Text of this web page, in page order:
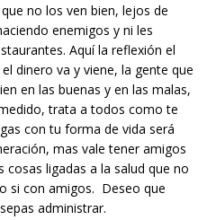
no los ven bien, lejos de
enemigos y ni les
Aquí la reflexión el
dinero va y viene, la gente que
en las buenas y en las malas,
trata a todos como te
con tu forma de vida será
mas vale tener amigos
ligadas a la salud que no
si con amigos. Deseo que
administrar.